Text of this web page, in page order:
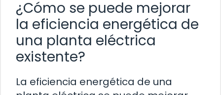
¿Cómo se puede mejorar
la eficiencia energética de
una planta eléctrica
existente?
La eficiencia energética de una